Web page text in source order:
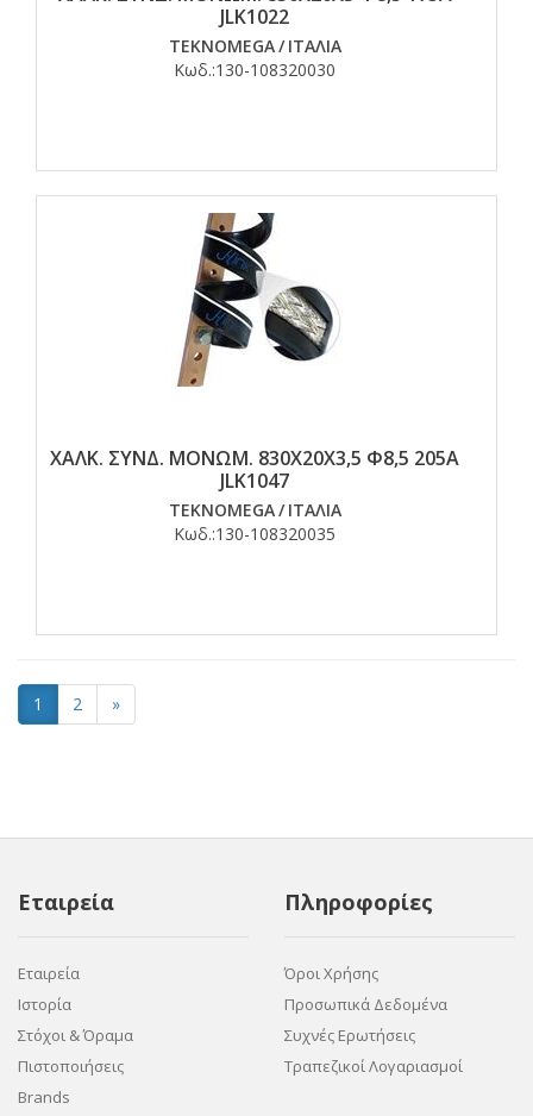
JLK1022
TEKNOMEGA/ ΙΤΑΛΙΑ
Κωδ.:130-108320030
ΧΑΛΚ. ΣΥΝΔ. ΜΟΝΩΜ. 830Χ20Χ3,5 Φ8,5 205Α
JLK1047
TEKNOMEGA/ ΙΤΑΛΙΑ
Κωδ.:130-108320035
1 2 »
Εταιρεία
Εταιρεία
Ιστορία
Στόχοι & Όραμα
Πιστοποιήσεις
Brands
Πληροφορίες
Όροι Χρήσης
Προσωπικά Δεδομένα
Συχνές Ερωτήσεις
Τραπεζικοί Λογαριασμοί